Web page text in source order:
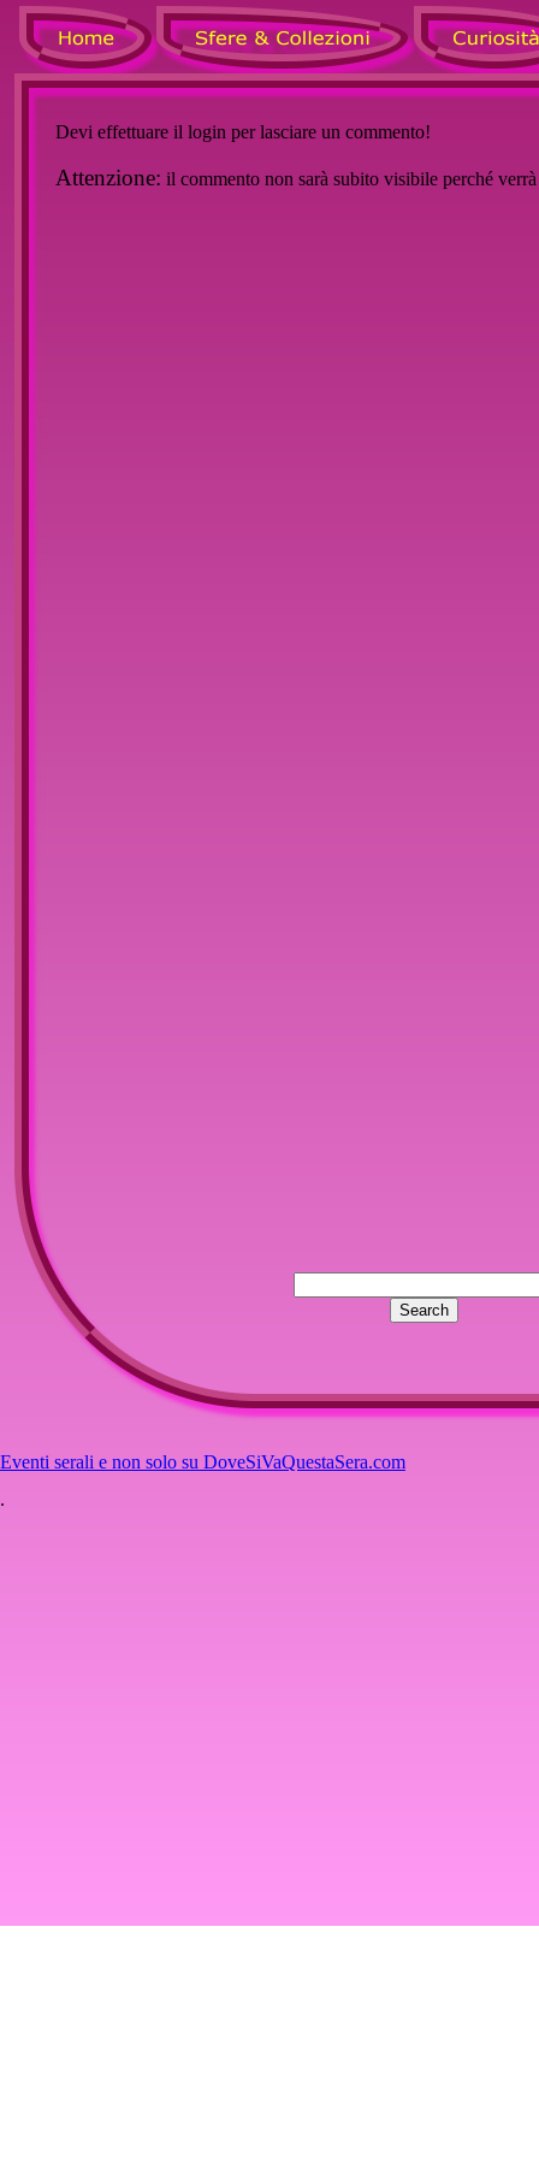
Devi effettuare il login per lasciare un commento!
Attenzione: il commento non sarà subito visibile perché
Eventi serali e non solo su DoveSiVaQuestaSera.com
.